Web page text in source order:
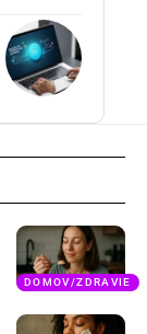
DOMOV/ZDRAVIE